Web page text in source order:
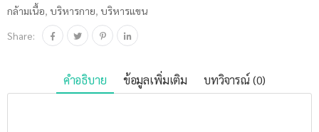
กล้ามเนื้อ, บริหารกาย, บริหารแขน
Share:
คำอธิบาย ข้อมูลเพิ่มเติม บทวิจารณ์ (0)